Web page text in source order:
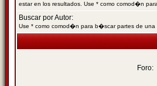
estar en los resultados. Use * como comod�n
Buscar por Autor:
Use * como comod�n para b�scar partes de una
Foro: